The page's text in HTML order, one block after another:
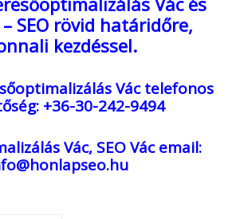
SEO rövid határidőre,
kezdéssel.
Váctelefonos
+36-30-242-9494
Vác, SEO Vácemail: